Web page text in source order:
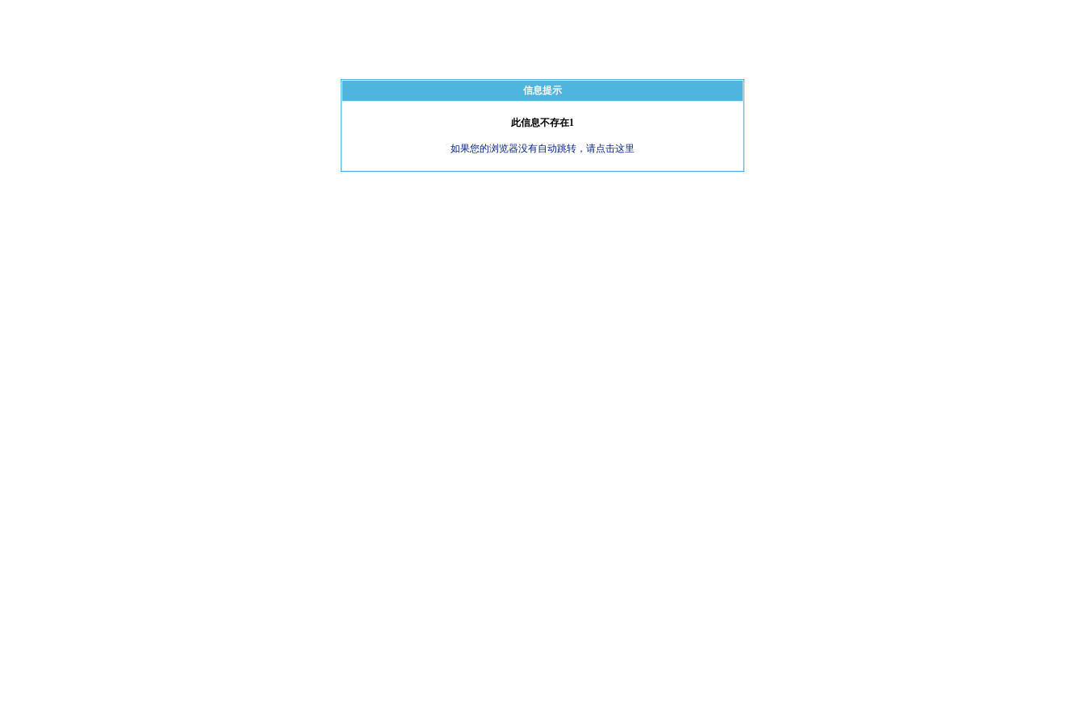
信息提示
此信息不存在1
如果您的浏览器没有自动跳转，请点击这里